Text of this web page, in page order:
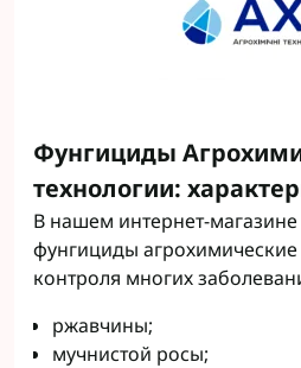
Фунгициды
технологии:
В нашем интернет-
фунгициды агрохимические
контроля многих
ржавчины;
мучнистой росы;